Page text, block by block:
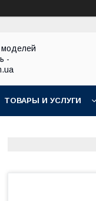
моделей
-
ТОВАРЫ И УСЛУГИ